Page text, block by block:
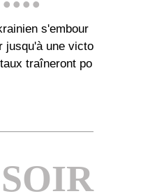
s'embour
jusqu'à une victo
traîneront po